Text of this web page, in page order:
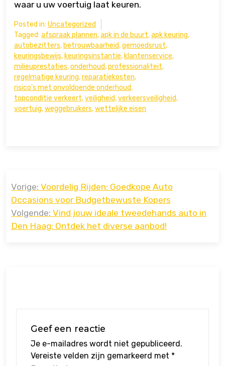
waar u uw voertuig laat keuren.
Posted in: Uncategorized
Tagged: afspraak plannen,apk in de buurt,apk keuring,
autobezitters, betrouwbaarheid,gemoedsrust,
keuringsbewijs, keuringsinstantie, klantenservice,
milieuprestaties,onderhoud,professionaliteit,
regelmatige keuring,reparatiekosten,
risico's met onvoldoende onderhoud,
topconditie verkeert,veiligheid,verkeersveiligheid,
voertuig,weggebruikers,wettelijke eisen
navigatie
Vorige: Voordelig Rijden: Goedkope Auto
Occasions voor Budgetbewuste Kopers
Volgende: Vind jouw ideale tweedehands auto in
Den Haag: Ontdek het diverse aanbod!
Geef een reactie
Je e-mailadres wordt niet gepubliceerd.
Vereiste velden zijn gemarkeerd met *